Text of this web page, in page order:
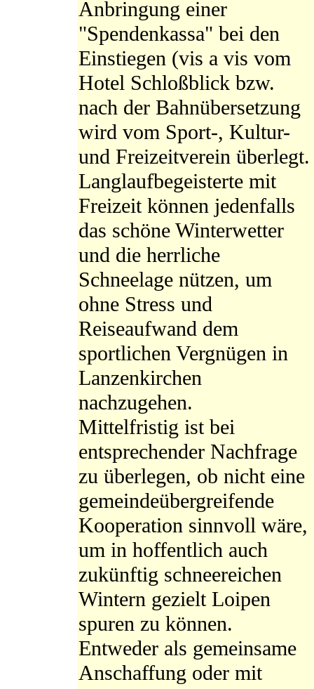
Anbringung einer
"Spendenkassa" bei den
Einstiegen (vis a vis vom
Hotel Schloßblick bzw.
nach der Bahnübersetzung
wird vom Sport-, Kultur-
und Freizeitverein überlegt.
Langlaufbegeisterte mit
Freizeit können jedenfalls
das schöne Winterwetter
und die herrliche
Schneelage nützen, um
ohne Stress und
Reiseaufwand dem
sportlichen Vergnügen in
Lanzenkirchen
nachzugehen.
Mittelfristig ist bei
entsprechender Nachfrage
zu überlegen, ob nicht eine
gemeindeübergreifende
Kooperation sinnvoll wäre,
um in hoffentlich auch
zukünftig schneereichen
Wintern gezielt Loipen
spuren zu können.
Entweder als gemeinsame
Anschaffung oder mit